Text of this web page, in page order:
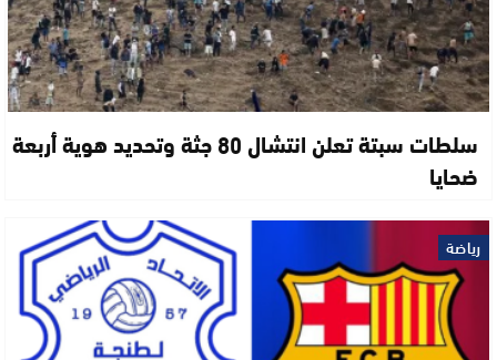
سلطات سبتة تعلن انتشال 80 جثة وتحديد هوية أربعة
ضحايا
رياضة